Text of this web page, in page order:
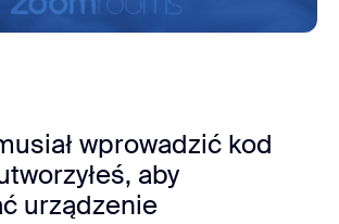
wprowadzić kod
aby
urządzenie